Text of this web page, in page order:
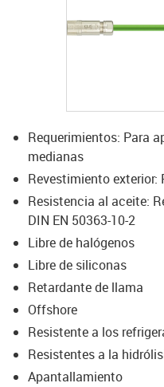
Requerimientos: Para
medianas
Revestimiento exterior:
Resistencia al aceite:
DIN EN 50363-10-2
Libre de halógenos
Libre de siliconas
Retardante de llama
Offshore
Resistente a los
Resistentes a la
Apantallamiento